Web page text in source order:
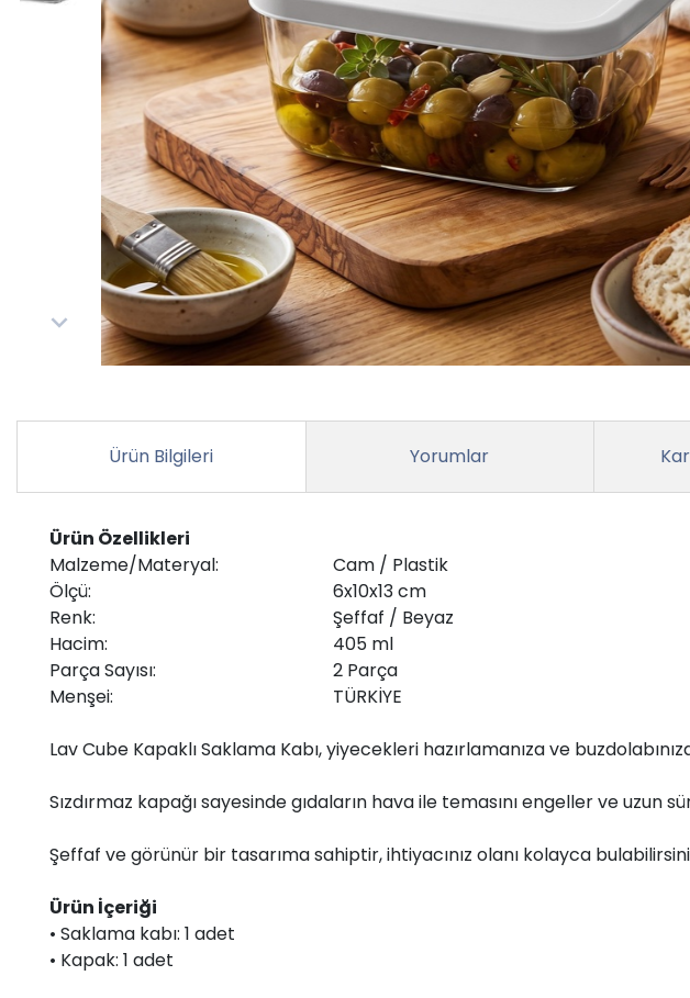
Ürün Bilgileri Yorumlar
Ürün Özellikleri
Malzeme/Materyal:
Cam / Plastik
Ölçü:
6x10x13 cm
Renk:
Şeffaf / Beyaz
Hacim:
405 ml
Parça Sayısı:
2 Parça
Menşei:
TÜRKİYE
Lav Cube Kapaklı Saklama Kabı, yiyecekleri hazırlamanıza ve
Sızdırmaz kapağı sayesinde gıdaların hava ile temasını engeller ve uzun
Şeffaf ve görünür bir tasarıma sahiptir, ihtiyacınız olanı kolayca
Ürün İçeriği
• Saklama kabı: 1 adet
• Kapak: 1 adet